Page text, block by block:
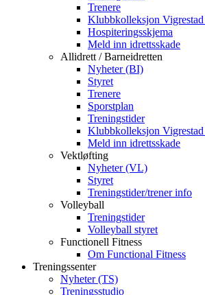
Trenere
Klubbkolleksjon
Hospiteringsskjema
Meld inn idrettsskade
Allidrett / Barneidretten
Nyheter (BI)
Styret
Trenere
Sporstplan
Treningstider
Klubbkolleksjon
Meld inn idrettsskade
Vektløfting
Nyheter (VL)
Styret
Treningstider/trener info
Volleyball
Treningstider
Volleyball styret
Functionell Fitness
Om Functional Fitness
Treningssenter
Nyheter (TS)
Treningsstudio